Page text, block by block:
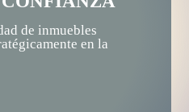
de inmuebles
en la